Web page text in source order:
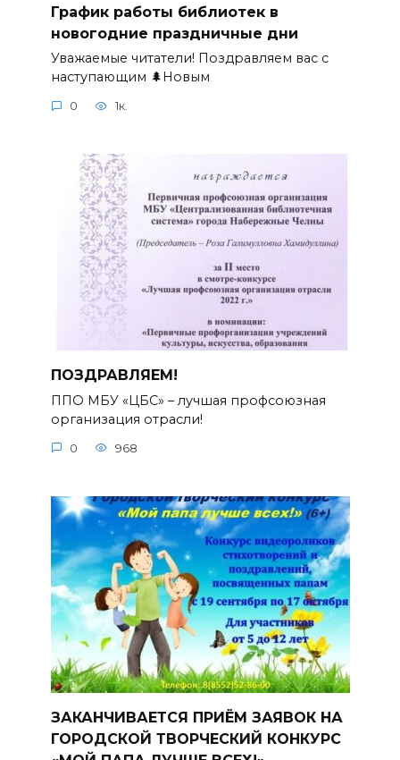
График работы библиотек в
новогодние праздничные дни
Уважаемые читатели! Поздравляем вас с
наступающим 🌲Новым
0 1к.
ПОЗДРАВЛЯЕМ!
ППО МБУ «ЦБС» – лучшая профсоюзная
организация отрасли!
0 968
ЗАКАНЧИВАЕТСЯ ПРИЁМ ЗАЯВОК НА
ГОРОДСКОЙ ТВОРЧЕСКИЙ КОНКУРС